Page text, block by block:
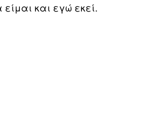
είμαι και εγώ εκεί.